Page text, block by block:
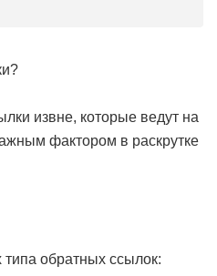
извне, которые ведут на
фактором в раскрутке
обратных ссылок: